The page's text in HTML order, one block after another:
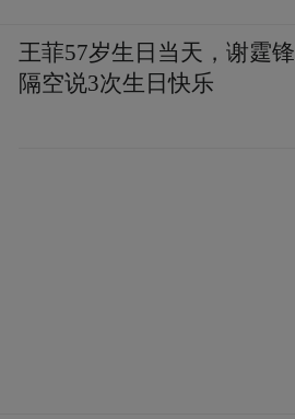
王菲57岁生日当天，谢霆锋
隔空说3次生日快乐